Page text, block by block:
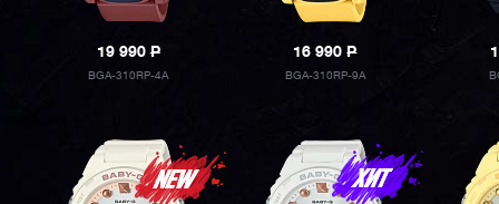
19 990P
BGA-310RP-4A
16 990P
BGA-310RP-9A